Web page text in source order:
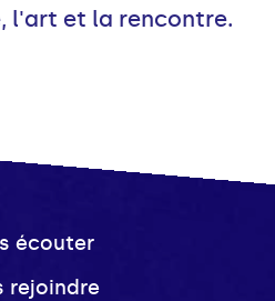
l'art et la rencontre.
écouter
rejoindre